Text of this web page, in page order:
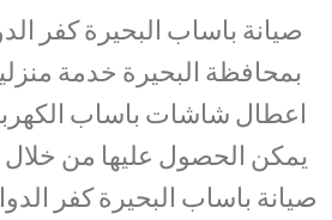
صيانة باساب البحيرة كفر
بمحافظة البحيرة خدمة
اعطال شاشات باساب
يمكن الحصول عليها من